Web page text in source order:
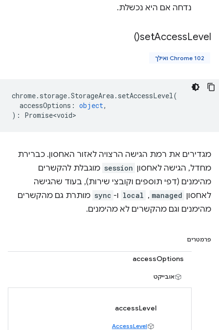
נדחה אם היא נכשלת.
setAccessLevel(
)
Chrome 102 ואילך
chrome. storage.StorageArea. setAccessLevel(
accessOptions : object,
) : Promise<void>
מגדירים את רמת הגישה הרצויה לאזור האחסון. כברירת
מחדל, הגישה לאחסון session מוגבלת להקשרים
מהימנים (דפי תוספים וקובצי שירות), בעוד שהגישה
לאחסון managed
,
local ו- sync מותרת גם מהקשרים
מהימנים וגם מהקשרים לא מהימנים.
פרמטרים
accessOptions
אובייקט
accessLevel
AccessLevel